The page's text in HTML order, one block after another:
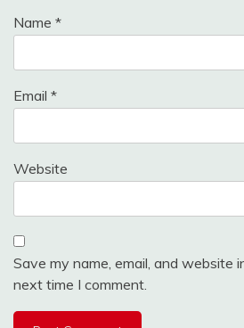
Name *
Email *
Website
Save my name, email, and website
next time I comment.